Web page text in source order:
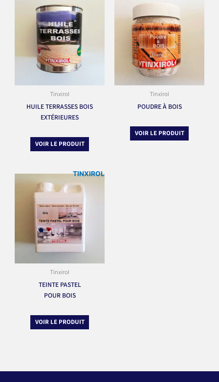
Tinxirol
HUILE TERRASSES BOIS
EXTÉRIEURES
VOIR LE PRODUIT
Tinxirol
POUDRE À BOIS
VOIR LE PRODUIT
TINXIROL
Tinxirol
TEINTE PASTEL
POUR BOIS
VOIR LE PRODUIT